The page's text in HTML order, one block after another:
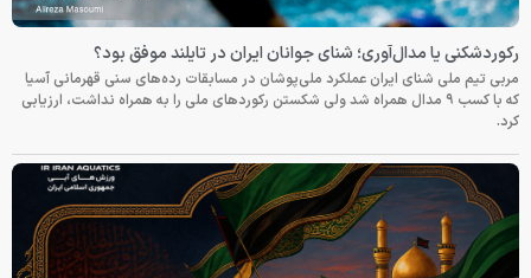
رکوردشکنی یا مدال‌آوری؛ شنای جوانان ایران در تایلند موفق بود؟
مربی تیم ملی شنای ایران عملکرد ملی‌پوشان در مسابقات رده‌های سنی قهرمانی آسیا
که با کسب ۹ مدال همراه شد ولی شکستن رکوردهای ملی را به همراه نداشت، ارزیابی
کرد.